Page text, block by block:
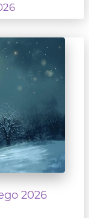
2026